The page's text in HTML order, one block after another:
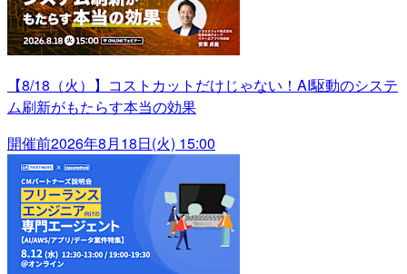
【8/18（火）】コストカットだけじゃない！AI駆動のシステ
ム刷新がもたらす本当の効果
開催前2026年8月18日(火) 15:00